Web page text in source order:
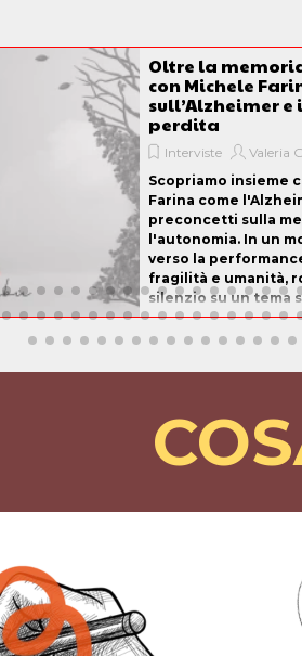
Oltre la
con Michele
sull’Alzheimer
perdita
Interviste
Valeria
Scopriamo insieme
Farina come
preconcetti sulla
l'autonomia. In un
verso la
fragilità e umanità,
silenzio su un tema
trascurato. Un
profondo che ci